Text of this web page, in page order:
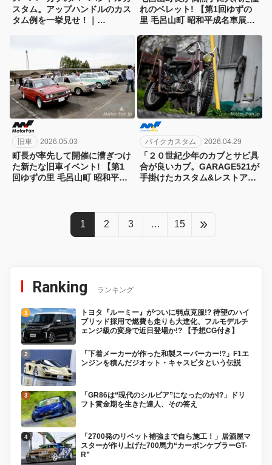
スタム。アップハンドルのカス
タム例を一挙見せ！｜
れのベレット! 【第1回ゆずの
里 毛呂山町 昭和平成名車展示
旧車 2026.05.03
町長が率先して開催に漕ぎつけ
た新たな旧車イベント! 【第1
回ゆずの里 毛呂山町 昭和平成
バイクカスタム 2026.04.29
「２０世紀少年のカブとサビ具
合が良いカブ。GARAGE521が
手掛けたカスタム&レストア
1 2 3 … 15
Ranking ランキング
トヨタ『ルーミー』がついに弱点克服!? 待望のハイ
ブリッド採用で燃費も走りも大進化、フルモデルチ
ェンジ級の変身で近日登場か!? 【予想CG付き】
「下着メーカーが作った和製スーパーカー!?」F1エ
ンジンを積んだジオット・キャスピタという伝説
「GR86は“現代のシルビア”になったのか!?」ドリ
フト黄金期を生きた達人、その答え
「2700発のリベット補強まで自ら施工！」居酒屋マ
スターが作り上げた700馬力“カーボンケブラーGT-
R”